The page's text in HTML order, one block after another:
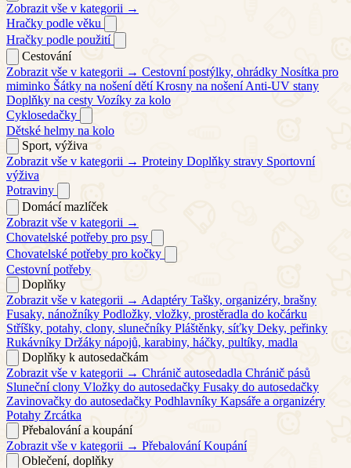
Zobrazit vše v kategorii →
Hračky podle věku
Hračky podle použití
Cestování
Zobrazit vše v kategorii → Cestovní postýlky, ohrádky Nosítka pro
miminko Šátky na nošení dětí Krosny na nošení Anti-UV stany
Doplňky na cesty Vozíky za kolo
Cyklosedačky
Dětské helmy na kolo
Sport, výživa
Zobrazit vše v kategorii → Proteiny Doplňky stravy Sportovní
výživa
Potraviny
Domácí mazlíček
Zobrazit vše v kategorii →
Chovatelské potřeby pro psy
Chovatelské potřeby pro kočky
Cestovní potřeby
Doplňky
Zobrazit vše v kategorii → Adaptéry Tašky, organizéry, brašny
Fusaky, nánožníky Podložky, vložky, prostěradla do kočárku
Stříšky, potahy, clony, slunečníky Pláštěnky, síťky Deky, peřinky
Rukávníky Držáky nápojů, karabiny, háčky, pultíky, madla
Doplňky k autosedačkám
Zobrazit vše v kategorii → Chránič autosedadla Chránič pásů
Sluneční clony Vložky do autosedačky Fusaky do autosedačky
Zavinovačky do autosedačky Podhlavníky Kapsáře a organizéry
Potahy Zrcátka
Přebalování a koupání
Zobrazit vše v kategorii → Přebalování Koupání
Oblečení, doplňky